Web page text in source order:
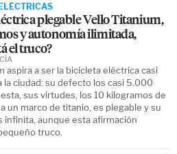
plegable Vello Titanium,
y autonomía ilimitada,
el truco?
aspira a ser la bicicleta eléctrica casi
la ciudad: su defecto los casi 5.000
sus virtudes, los 10 kilogramos de
un marco de titanio, es plegable y su
infinita, aunque esta afirmación
truco.